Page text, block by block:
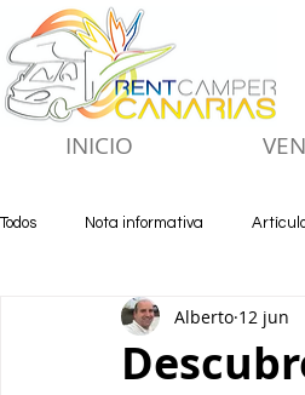
INICIO
Todos Nota informativa
Alberto 12 jun